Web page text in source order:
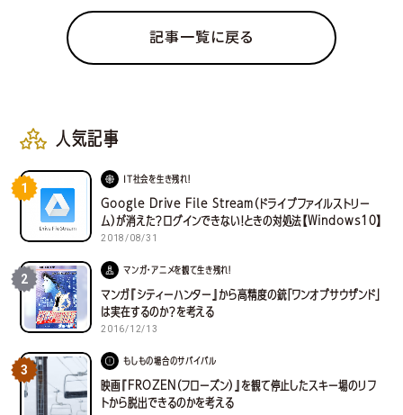
記事一覧に戻る
人気記事
1
IT社会を生き残れ！
Google Drive File Stream（ドライブファイルストリー
ム）が消えた？ログインできない！ときの対処法【Windows10】
2018/08/31
2
マンガ・アニメを観て生き残れ！
マンガ『シティーハンター』から高精度の銃「ワンオブサウザンド」
は実在するのか？を考える
2016/12/13
3
もしもの場合のサバイバル
映画『FROZEN（フローズン）』を観て停止したスキー場のリフ
トから脱出できるのかを考える